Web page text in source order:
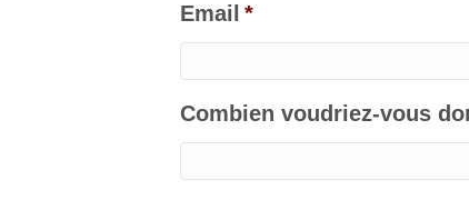
Email *
Combien voudriez-vous